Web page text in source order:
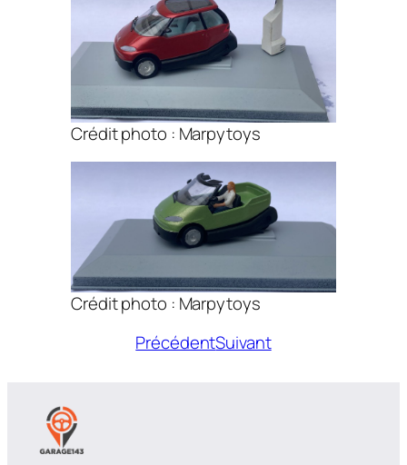
Crédit photo : Marpytoys
Crédit photo : Marpytoys
PrécédentSuivant